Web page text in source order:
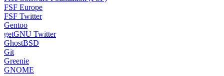
GNU
GNU Binutils
GNU Compiler Collection GCC
GNU Solidario
GCC Twitter
GNU-TR Sözlük
Google
Grundig